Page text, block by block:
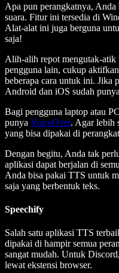
Apa pun perangkatnya,
suara. Fitur ini tersedia di
Alat-alat ini juga berguna
saja!
Alih-alih repot mengutak-atik
pengguna lain, cukup
beberapa cara untuk ini. Jika
Android dan iOS sudah
Bagi pengguna laptop atau
punya VoiceOver. Agar lebih
yang bisa dipakai di
Dengan begitu, Anda tak
aplikasi dapat berjalan di
Anda bisa pakai TTS untuk
saja yang berbentuk teks.
Speechify
Salah satu aplikasi TTS
dipakai di hampir semua
sangat mudah. Untuk
lewat ekstensi browser.